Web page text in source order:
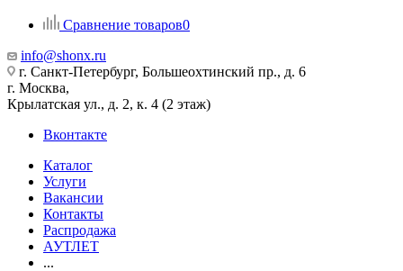
Сравнение товаров0
info@shonx.ru
г. Санкт-Петербург, Большеохтинский пр., д. 6
г. Москва,
Крылатская ул., д. 2, к. 4 (2 этаж)
Вконтакте
Каталог
Услуги
Вакансии
Контакты
Распродажа
АУТЛЕТ
...